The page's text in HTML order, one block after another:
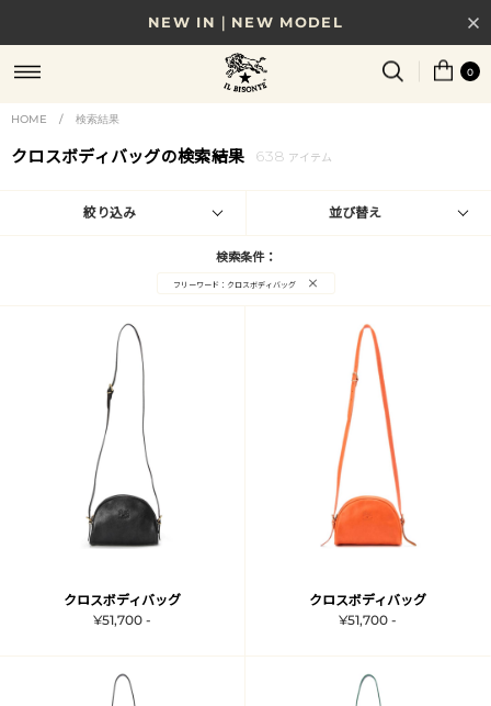
NEW IN｜NEW MODEL
8/17(月)10時まで｜税込11,000円以上で送料無料
贈る相手やシーンから選べる、新しいギフトガイド
NEW IN｜COLOR LEATHER
0
HOME / 検索結果
クロスボディバッグの検索結果 638 アイテム
絞り込み 並び替え
検索条件：
フリーワード：クロスボディバッグ ×
クロスボディバッグ
¥51,700 -
クロスボディバッグ
¥51,700 -